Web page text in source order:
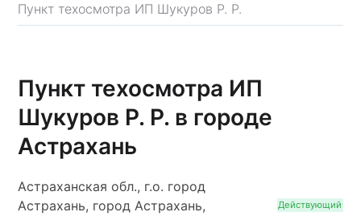
Пункт техосмотра ИП Шукуров Р. Р.
Пункт техосмотра ИП
Шукуров Р. Р. в городе
Астрахань
Астраханская обл., г.о. город
Астрахань, город Астрахань,
Действующий